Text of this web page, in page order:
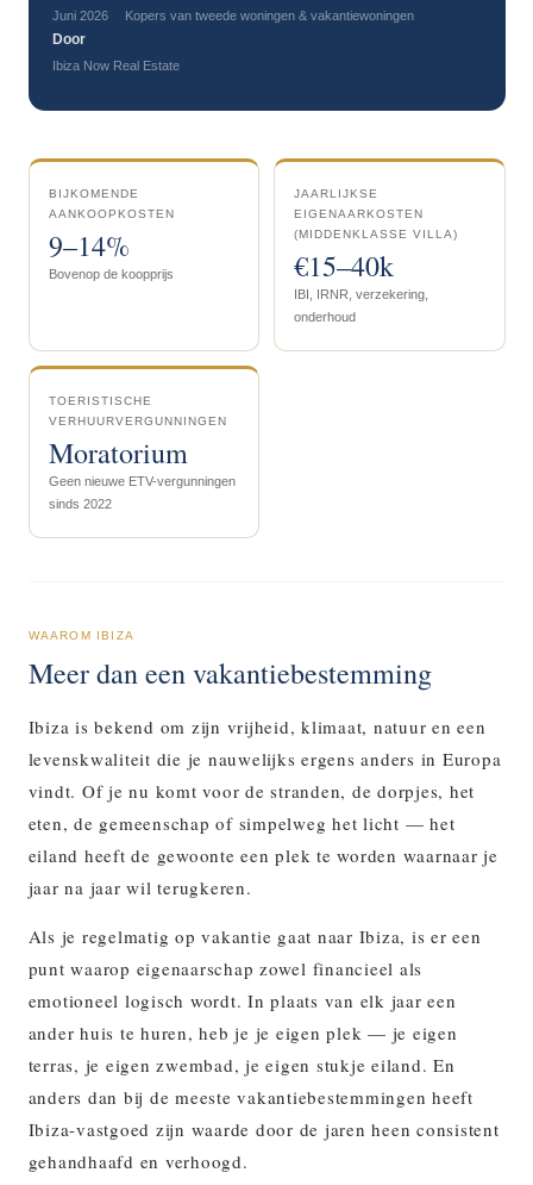
Juni 2026 Kopers van tweede woningen & vakantiewoningen
Door
Ibiza Now Real Estate
BIJKOMENDE
AANKOOPKOSTEN
9–14%
Bovenop de koopprijs
JAARLIJKSE
EIGENAARKOSTEN
(MIDDENKLASSE VILLA)
€15–40k
IBI, IRNR, verzekering,
onderhoud
TOERISTISCHE
VERHUURVERGUNNINGEN
Moratorium
Geen nieuwe ETV-vergunningen
sinds 2022
WAAROM IBIZA
Meer dan een vakantiebestemming
Ibiza is bekend om zijn vrijheid, klimaat, natuur en een
levenskwaliteit die je nauwelijks ergens anders in Europa
vindt. Of je nu komt voor de stranden, de dorpjes, het
eten, de gemeenschap of simpelweg het licht — het
eiland heeft de gewoonte een plek te worden waarnaar je
jaar na jaar wil terugkeren.
Als je regelmatig op vakantie gaat naar Ibiza, is er een
punt waarop eigenaarschap zowel financieel als
emotioneel logisch wordt. In plaats van elk jaar een
ander huis te huren, heb je je eigen plek — je eigen
terras, je eigen zwembad, je eigen stukje eiland. En
anders dan bij de meeste vakantiebestemmingen heeft
Ibiza-vastgoed zijn waarde door de jaren heen consistent
gehandhaafd en verhoogd.